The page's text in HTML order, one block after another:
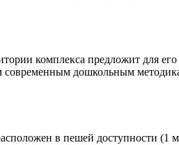
комплекса предложит для
дошкольным
в пешей доступности (1